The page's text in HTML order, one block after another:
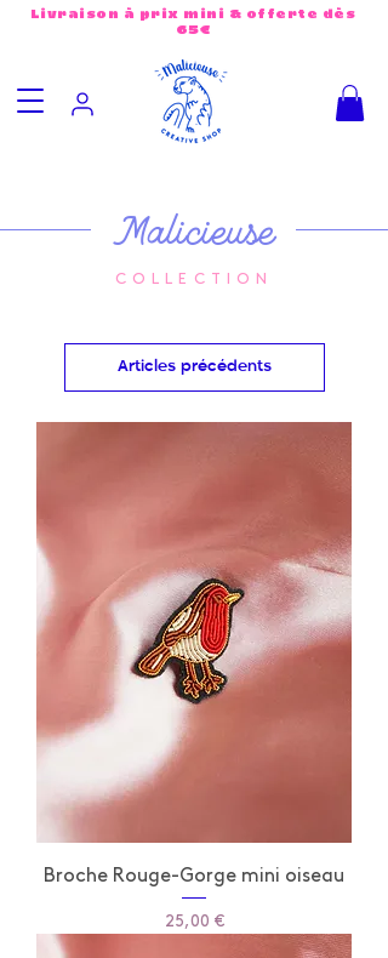
Livraison à prix mini & offerte dès
65€
Articles précédents
Broche Rouge-Gorge mini oiseau
Prix
25,00 €
COLLECTION
Malicieuse